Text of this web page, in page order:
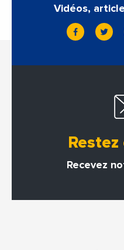
Vidéos,
Recevez